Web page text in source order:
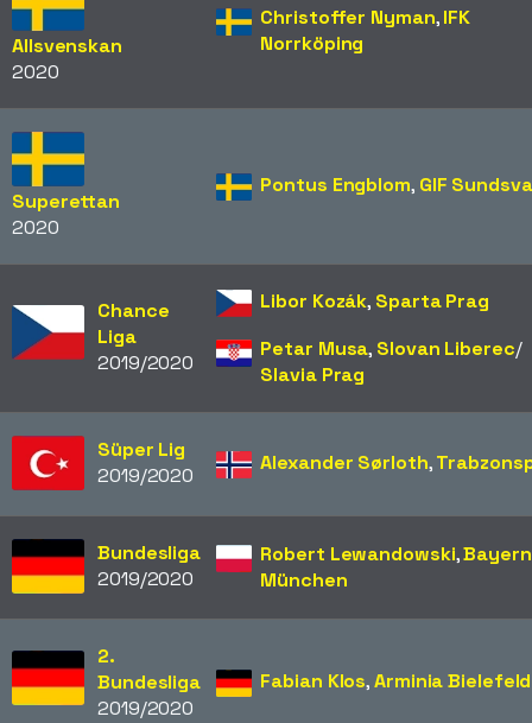
Allsvenskan
2020
Christoffer Nyman,IFK
Norrköping
Superettan
2020
Pontus Engblom, GIF
Chance
Liga
2019/2020
Libor Kozák, Sparta Prag
Petar Musa, Slovan Liberec/​
Slavia Prag
Süper Lig
2019/2020
Alexander Sørloth,
Bundesliga
2019/2020
Robert Lewandowski,Bayern
München
2.
Bundesliga
2019/2020
Fabian Klos,Arminia Bielefeld